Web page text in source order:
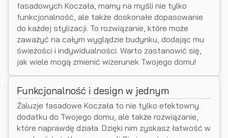
fasadowych Koczała, mamy na myśli nie tylko
funkcjonalność, ale także doskonałe dopasowanie
do każdej stylizacji. To rozwiązanie, które może
zaważyć na całym wyglądzie budynku, dodając mu
świeżości i indywidualności. Warto zastanowić się,
jak wiele mogą zmienić wizerunek Twojego domu!
Funkcjonalność i design w jednym
Żaluzje fasadowe Koczała to nie tylko efektowny
dodatku do Twojego domu, ale także rozwiązanie,
które naprawdę działa. Dzięki nim zyskasz łatwość w